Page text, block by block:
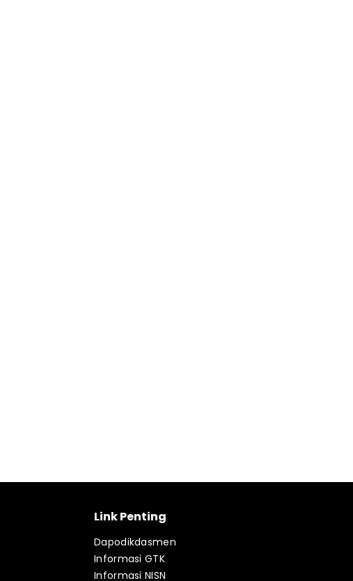
Link Penting
Dapodikdasmen
Informasi GTK
Informasi NISN